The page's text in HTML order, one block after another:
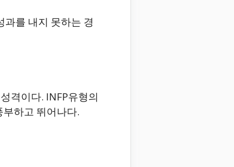
과를 내지 못하는 경
격이다. INFP유형의
하고 뛰어나다.